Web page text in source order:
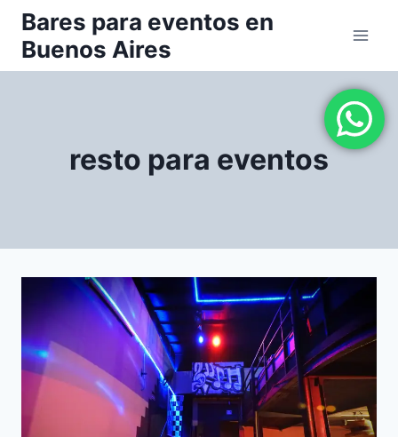
Saltar
contenido
Bares para eventos en
Buenos Aires
resto para eventos